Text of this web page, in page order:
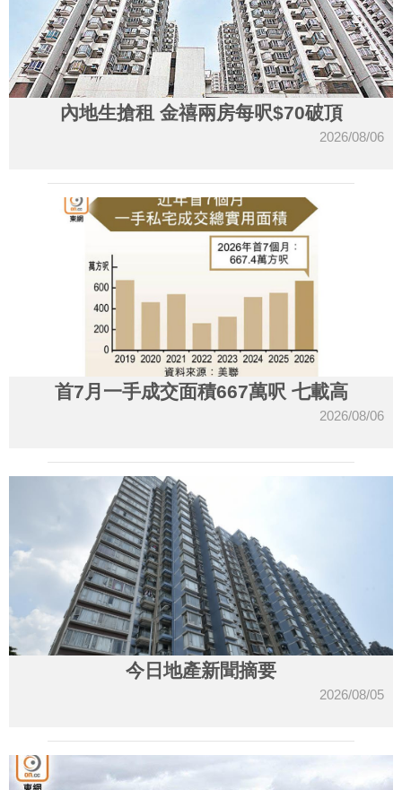
內地生搶租 金禧兩房每呎$70破頂
2026/08/06
首7月一手成交面積667萬呎 七載高
2026/08/06
今日地產新聞摘要
2026/08/05